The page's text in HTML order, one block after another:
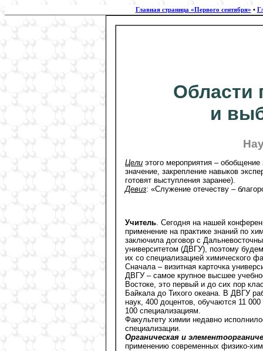
Главная страница «Первого сентября» •
Области
и
Цели этого мероприятия –
значение, закрепление навыков
готовят выступления заранее).
Девиз: «Служение отечеству –
Учитель . Сегодня на нашей
применение на практике знаний по
заключила договор с
университетом (ДВГУ), поэтому
их со специализацией химического
Сначала – визитная карточка
ДВГУ – самое крупное высшее
Востоке, это первый и до сих пор
Байкала до Тихого океана. В ДВГУ
наук, 400 доцентов, обучаются 11
100 специализациям.
Факультету химии недавно
специализации.
Органическая и
применению современных физико-